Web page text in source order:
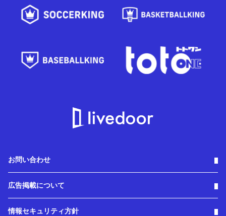
お問い合わせ
広告掲載について
情報セキュリティ方針